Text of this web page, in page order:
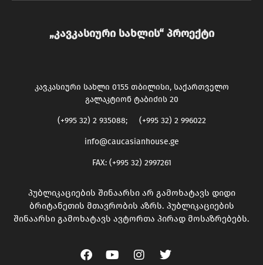
„კავკასიური სახლის“ პროექტი
კავკასიური სახლი 0155 თბილისი, საქართველო
გალაკტიონ ტაბიძის 20
(+995 32) 2 935088; (+995 32) 2 996022
info@caucasianhouse.ge
FAX: (+995 32) 2997261
პუბლიკაციების შინაარსი არ გამოხატავს დიდი
ბრიტანეთის მთავრობის აზრს. პუბლიკაციების
შინაარსი გამოხატავს ავტორთა პირად მოსაზრებებს.